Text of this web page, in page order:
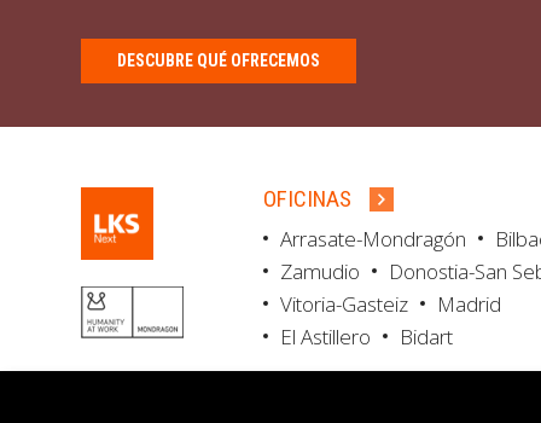
DESCUBRE QUÉ OFRECEMOS
OFICINAS
Arrasate-Mondragón
Zamudio
Donostia-San
Vitoria-Gasteiz
Madrid
El Astillero
Bidart